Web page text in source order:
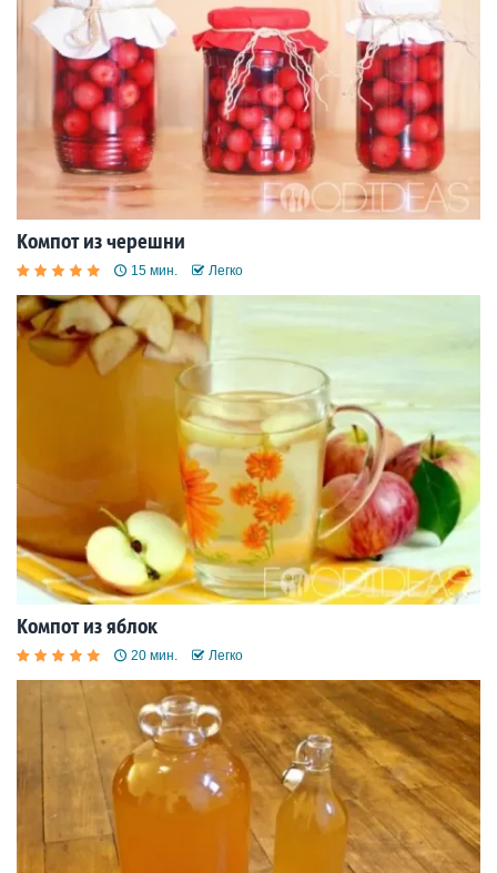
Компот из черешни
15 мин. Легко
Компот из яблок
20 мин. Легко